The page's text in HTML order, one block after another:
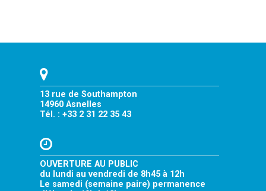
13 rue de Southampton
14960 Asnelles
Tél. : +33 2 31 22 35 43
OUVERTURE AU PUBLIC
du lundi au vendredi de 8h45 à 12h
Le samedi (semaine paire) permanence